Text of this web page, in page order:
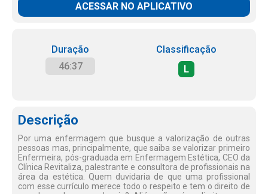
ACESSAR NO APLICATIVO
Duração
46:37
Classificação
L
Descrição
Por uma enfermagem que busque a valorização de outras
pessoas mas, principalmente, que saiba se valorizar primeiro
Enfermeira, pós-graduada em Enfermagem Estética, CEO da
Clínica Revitaliza, palestrante e consultora de profissionais na
área da estética. Quem duvidaria de que uma profissional
com esse currículo merece todo o respeito e tem o direito de